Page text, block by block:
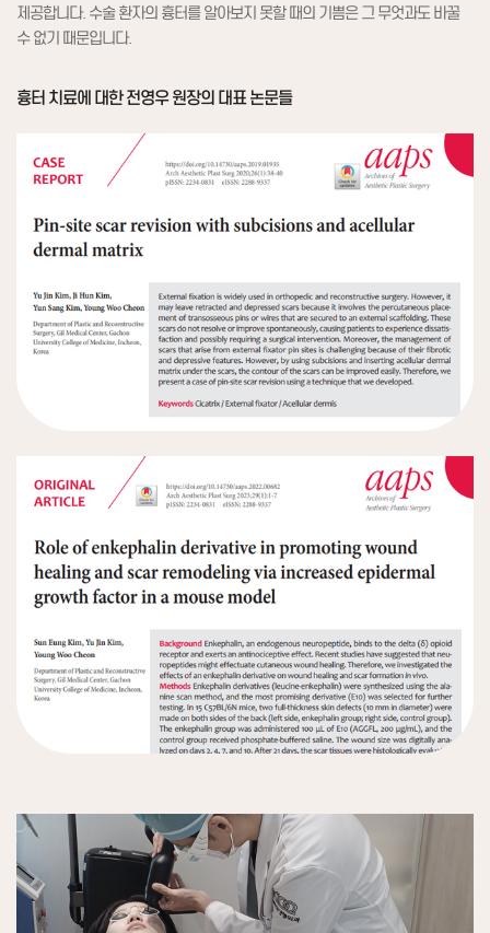
제공합니다. 수술 환자의 흉터를 알아보지 못할 때의 기쁨은 그 무엇과도 바꿀
수 없기 때문입니다.
흉터 치료에 대한 전영우 원장의 대표 논문들